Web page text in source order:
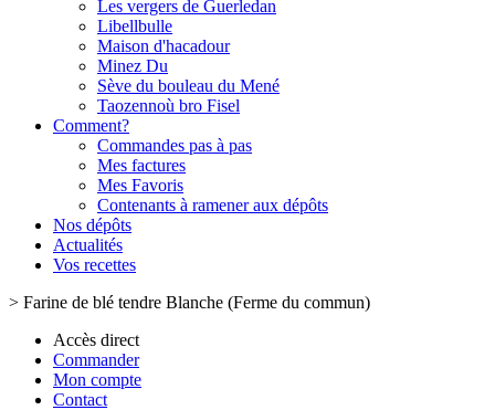
Les vergers de Guerledan
Libellbulle
Maison d'hacadour
Minez Du
Sève du bouleau du Mené
Taozennoù bro Fisel
Comment?
Commandes pas à pas
Mes factures
Mes Favoris
Contenants à ramener aux dépôts
Nos dépôts
Actualités
Vos recettes
> Farine de blé tendre Blanche (Ferme du commun)
Accès direct
Commander
Mon compte
Contact